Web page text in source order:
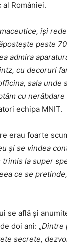
României.
își
peste
admira
cu decoruri
sala
cu
echipa MNIT.
erau foarte
şi se vindea
la super
ce se
se află şi
doi ani: „Dintre
secrete,